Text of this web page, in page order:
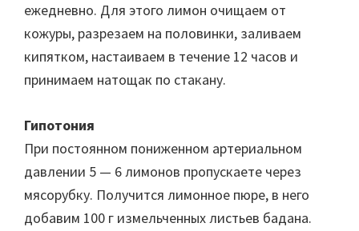
ежедневно. Для этого лимон очищаем от
кожуры, разрезаем на половинки, заливаем
кипятком, настаиваем в течение 12 часов и
принимаем натощак по стакану.
Гипотония
При постоянном пониженном артериальном
давлении 5 — 6 лимонов пропускаете через
мясорубку. Получится лимонное пюре, в него
добавим 100 г измельченных листьев бадана.